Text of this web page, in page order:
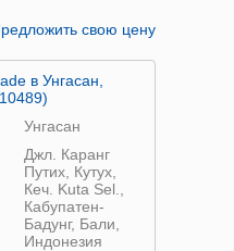
свою цену
в Унгасан,
Унгасан
Джл. Каранг
Путих, Кутух,
Кеч. Kuta Sel.,
Кабупатен-
Бадунг, Бали,
Индонезия